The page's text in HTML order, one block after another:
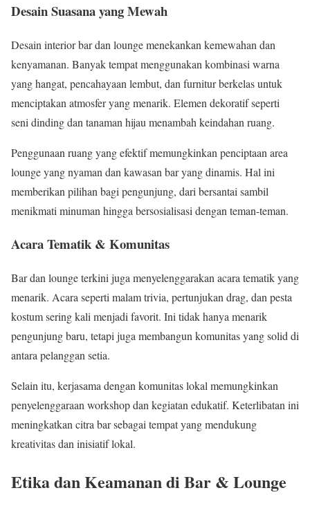
Desain Suasana yang Mewah
Desain interior bar dan lounge menekankan kemewahan dan
kenyamanan. Banyak tempat menggunakan kombinasi warna
yang hangat, pencahayaan lembut, dan furnitur berkelas untuk
menciptakan atmosfer yang menarik. Elemen dekoratif seperti
seni dinding dan tanaman hijau menambah keindahan ruang.
Penggunaan ruang yang efektif memungkinkan penciptaan area
lounge yang nyaman dan kawasan bar yang dinamis. Hal ini
memberikan pilihan bagi pengunjung, dari bersantai sambil
menikmati minuman hingga bersosialisasi dengan teman-teman.
Acara Tematik & Komunitas
Bar dan lounge terkini juga menyelenggarakan acara tematik yang
menarik. Acara seperti malam trivia, pertunjukan drag, dan pesta
kostum sering kali menjadi favorit. Ini tidak hanya menarik
pengunjung baru, tetapi juga membangun komunitas yang solid di
antara pelanggan setia.
Selain itu, kerjasama dengan komunitas lokal memungkinkan
penyelenggaraan workshop dan kegiatan edukatif. Keterlibatan ini
meningkatkan citra bar sebagai tempat yang mendukung
kreativitas dan inisiatif lokal.
Etika dan Keamanan di Bar & Lounge